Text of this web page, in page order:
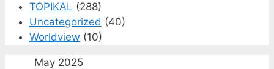
TOPIKAL (288)
Uncategorized (40)
Worldview (10)
May 2025